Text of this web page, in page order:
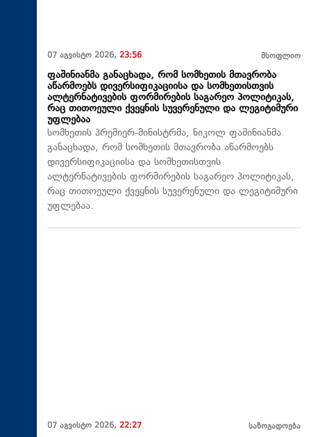
07 აგვისტო 2026, 23:56 მსოფლიო
ფაშინიანმა განაცხადა, რომ სომხეთის მთავრობა
აწარმოებს დივერსიფიკაციისა და სომხეთისთვის
ალტერნატივების ფორმირების საგარეო პოლიტიკას,
რაც თითოეული ქვეყნის სუვერენული და ლეგიტიმური
უფლებაა
სომხეთის პრემიერ-მინისტრმა, ნიკოლ ფაშინიანმა
განაცხადა, რომ სომხეთის მთავრობა აწარმოებს
დივერსიფიკაციისა და სომხეთისთვის
ალტერნატივების ფორმირების საგარეო პოლიტიკას,
რაც თითოეული ქვეყნის სუვერენული და ლეგიტიმური
უფლებაა.
07 აგვისტო 2026, 22:27 საზოგადოება